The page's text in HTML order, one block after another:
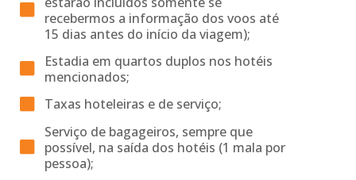
recebermos a informação dos voos até
15 dias antes do início da viagem);
Estadia em quartos duplos nos hotéis
mencionados;
Taxas hoteleiras e de serviço;
Serviço de bagageiros, sempre que
possível, na saída dos hotéis (1 mala por
pessoa);